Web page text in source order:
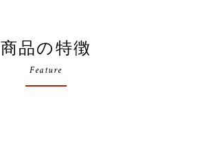
商品の特徴
Feature